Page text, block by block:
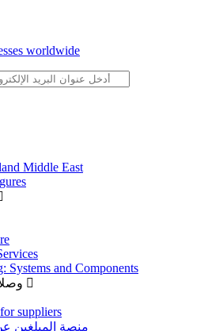
worldwide
Middle East
Systems and Components
suppliers
منصة المبلغين